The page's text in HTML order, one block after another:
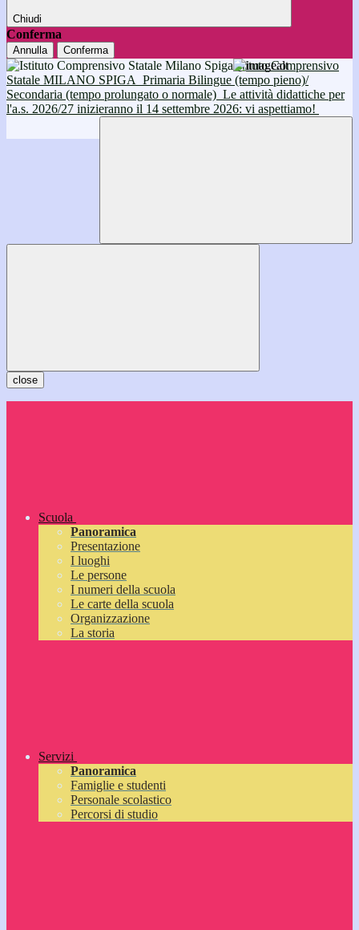
Chiudi
Conferma
Annulla Conferma
Istituto Comprensivo
Statale MILANO SPIGA Primaria Bilingue (tempo pieno)/
Secondaria (tempo prolungato o normale) Le attività didattiche per
l'a.s. 2026/27 inizieranno il 14 settembre 2026: vi aspettiamo!
close
Scuola
Panoramica
Presentazione
I luoghi
Le persone
I numeri della scuola
Le carte della scuola
Organizzazione
La storia
Servizi
Panoramica
Famiglie e studenti
Personale scolastico
Percorsi di studio